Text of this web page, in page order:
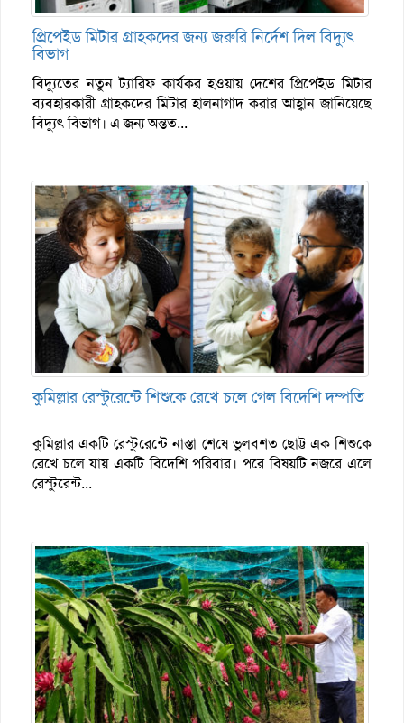
প্রিপেইড মিটার গ্রাহকদের জন্য জরুরি নির্দেশ দিল বিদ্যুৎ
বিভাগ
বিদ্যুতের নতুন ট্যারিফ কার্যকর হওয়ায় দেশের প্রিপেইড মিটার
ব্যবহারকারী গ্রাহকদের মিটার হালনাগাদ করার আহ্বান জানিয়েছে
বিদ্যুৎ বিভাগ। এ জন্য অন্তত...
কুমিল্লার রেস্টুরেন্টে শিশুকে রেখে চলে গেল বিদেশি দম্পতি
কুমিল্লার একটি রেস্টুরেন্টে নাস্তা শেষে ভুলবশত ছোট্ট এক শিশুকে
রেখে চলে যায় একটি বিদেশি পরিবার। পরে বিষয়টি নজরে এলে
রেস্টুরেন্ট...